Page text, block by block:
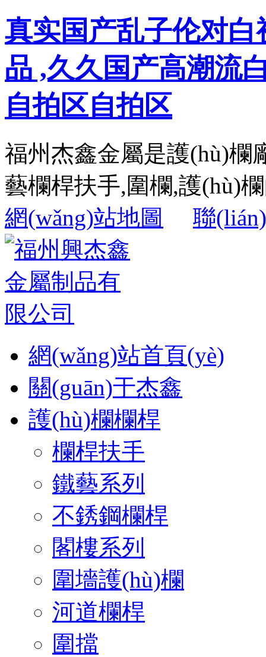
真实国产乱子伦对
品 ,久久国产高潮流
自拍区自拍区
福州杰鑫金屬是護(hù)欄
藝欄桿扶手,圍欄,護(hù)
網(wǎng)站地圖
聯
網(wǎng)站首頁(yè)
關(guān)于杰鑫
護(hù)欄欄桿
欄桿扶手
鐵藝系列
不銹鋼欄桿
閣樓系列
圍墻護(hù)欄
河道欄桿
圍擋